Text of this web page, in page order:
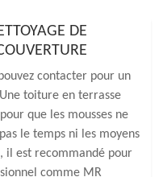
DE
contacter pour un
toiture en terrasse
que les mousses ne
le temps ni les moyens
il est recommandé pour
comme MR